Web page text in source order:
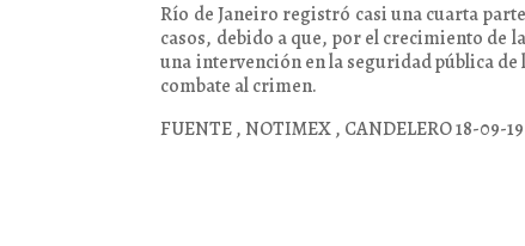
Río de Janeiro registró casi una cuarta
casos, debido a que, por el crecimiento de
una intervención en la seguridad pública
combate al crimen.
FUENTE , NOTIMEX , CANDELERO 18-09-19